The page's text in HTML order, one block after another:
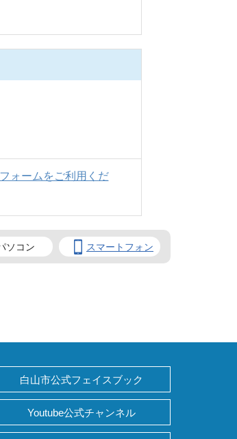
ォームをご利用くだ
ソコン スマートフォン
白山市公式フェイスブック
Youtube公式チャンネル